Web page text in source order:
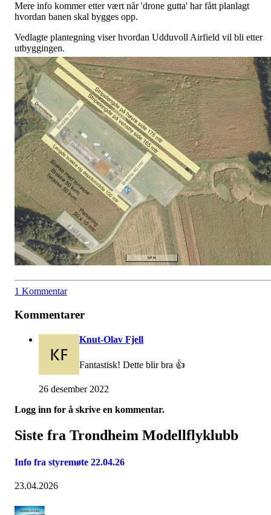
Mere info kommer etter vært når 'drone gutta' har fått planlagt
hvordan banen skal bygges opp.
Vedlagte plantegning viser hvordan Udduvoll Airfield vil bli etter
utbyggingen.
1 Kommentar
Kommentarer
Knut-Olav Fjell
Fantastisk! Dette blir bra 👍
26 desember 2022
Logg inn for å skrive en kommentar.
Siste fra Trondheim Modellflyklubb
Info fra styremøte 22.04.26
23.04.2026